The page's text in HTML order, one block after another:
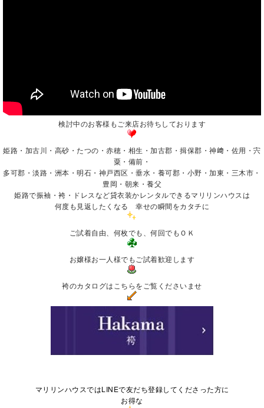
検討中のお客様もご来店お待ちしております
姫路・加古川・高砂・たつの・赤穂・相生・加古郡・揖保郡・神﨑・佐用・宍
粟・備前・
多可郡・淡路・洲本・明石・神戸西区・垂水・養可郡・小野・加東・三木市・
豊岡・朝来・養父
姫路で振袖・袴・ドレスなど貸衣装かレンタルできるマリリンハウスは
何度も見返したくなる 幸せの瞬間をカタチに
ご試着自由、何枚でも、何回でもＯＫ
お嬢様お一人様でもご試着歓迎します
袴のカタログはこちらをご覧くださいませ
マリリンハウスではLINEで友だち登録してくださった方に
お得な